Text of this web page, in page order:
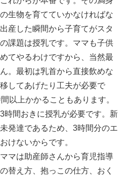
生物を育てていかなければな
産した瞬間から子育てがスタ
課題は授乳です。ママも子供
てやるわけですから、当然最
。最初は乳首から直接飲めな
してあげたり工夫が必要で
以上かかることもあります。
時間おきに授乳が必要です。新
発達であるため、3時間分のエ
けないからです。
マは助産師さんから育児指導
替え方、抱っこの仕方、おく